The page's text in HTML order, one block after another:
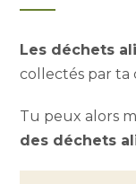
Les déchets
collectés par ta
Tu peux alors
des déchets